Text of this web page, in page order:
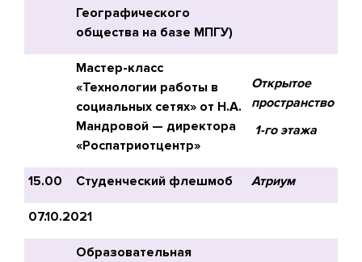
Географического
общества на базе МПГУ)
Мастер-класс
«Технологии работы в
социальных сетях» от Н.А.
Мандровой — директора
«Роспатриотцентр»
Открытое
пространство
1-го этажа
15.00 Студенческий флешмоб Атриум
07.10.2021
Образовательная